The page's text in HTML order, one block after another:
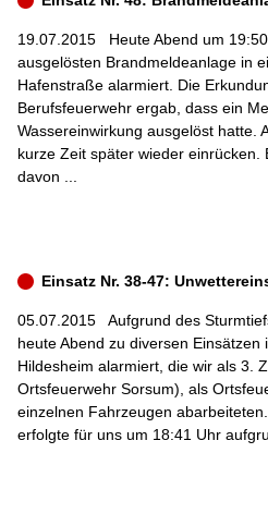
19.07.2015 Heute Abend um
ausgelösten Brandmeldeanlage in
Hafenstraße alarmiert. Die
Berufsfeuerwehr ergab, dass ein
Wassereinwirkung ausgelöst hatte.
kurze Zeit später wieder einrücken.
davon ...
Einsatz Nr. 38-47:
05.07.2015 Aufgrund des
heute Abend zu diversen
Hildesheim alarmiert, die wir als 3.
Ortsfeuerwehr Sorsum), als
einzelnen Fahrzeugen
erfolgte für uns um 18:41 Uhr